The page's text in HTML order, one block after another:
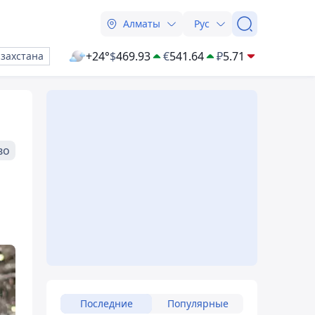
Алматы Рус
+24°$469.93 €541.64 ₽5.71
Последние Популярные